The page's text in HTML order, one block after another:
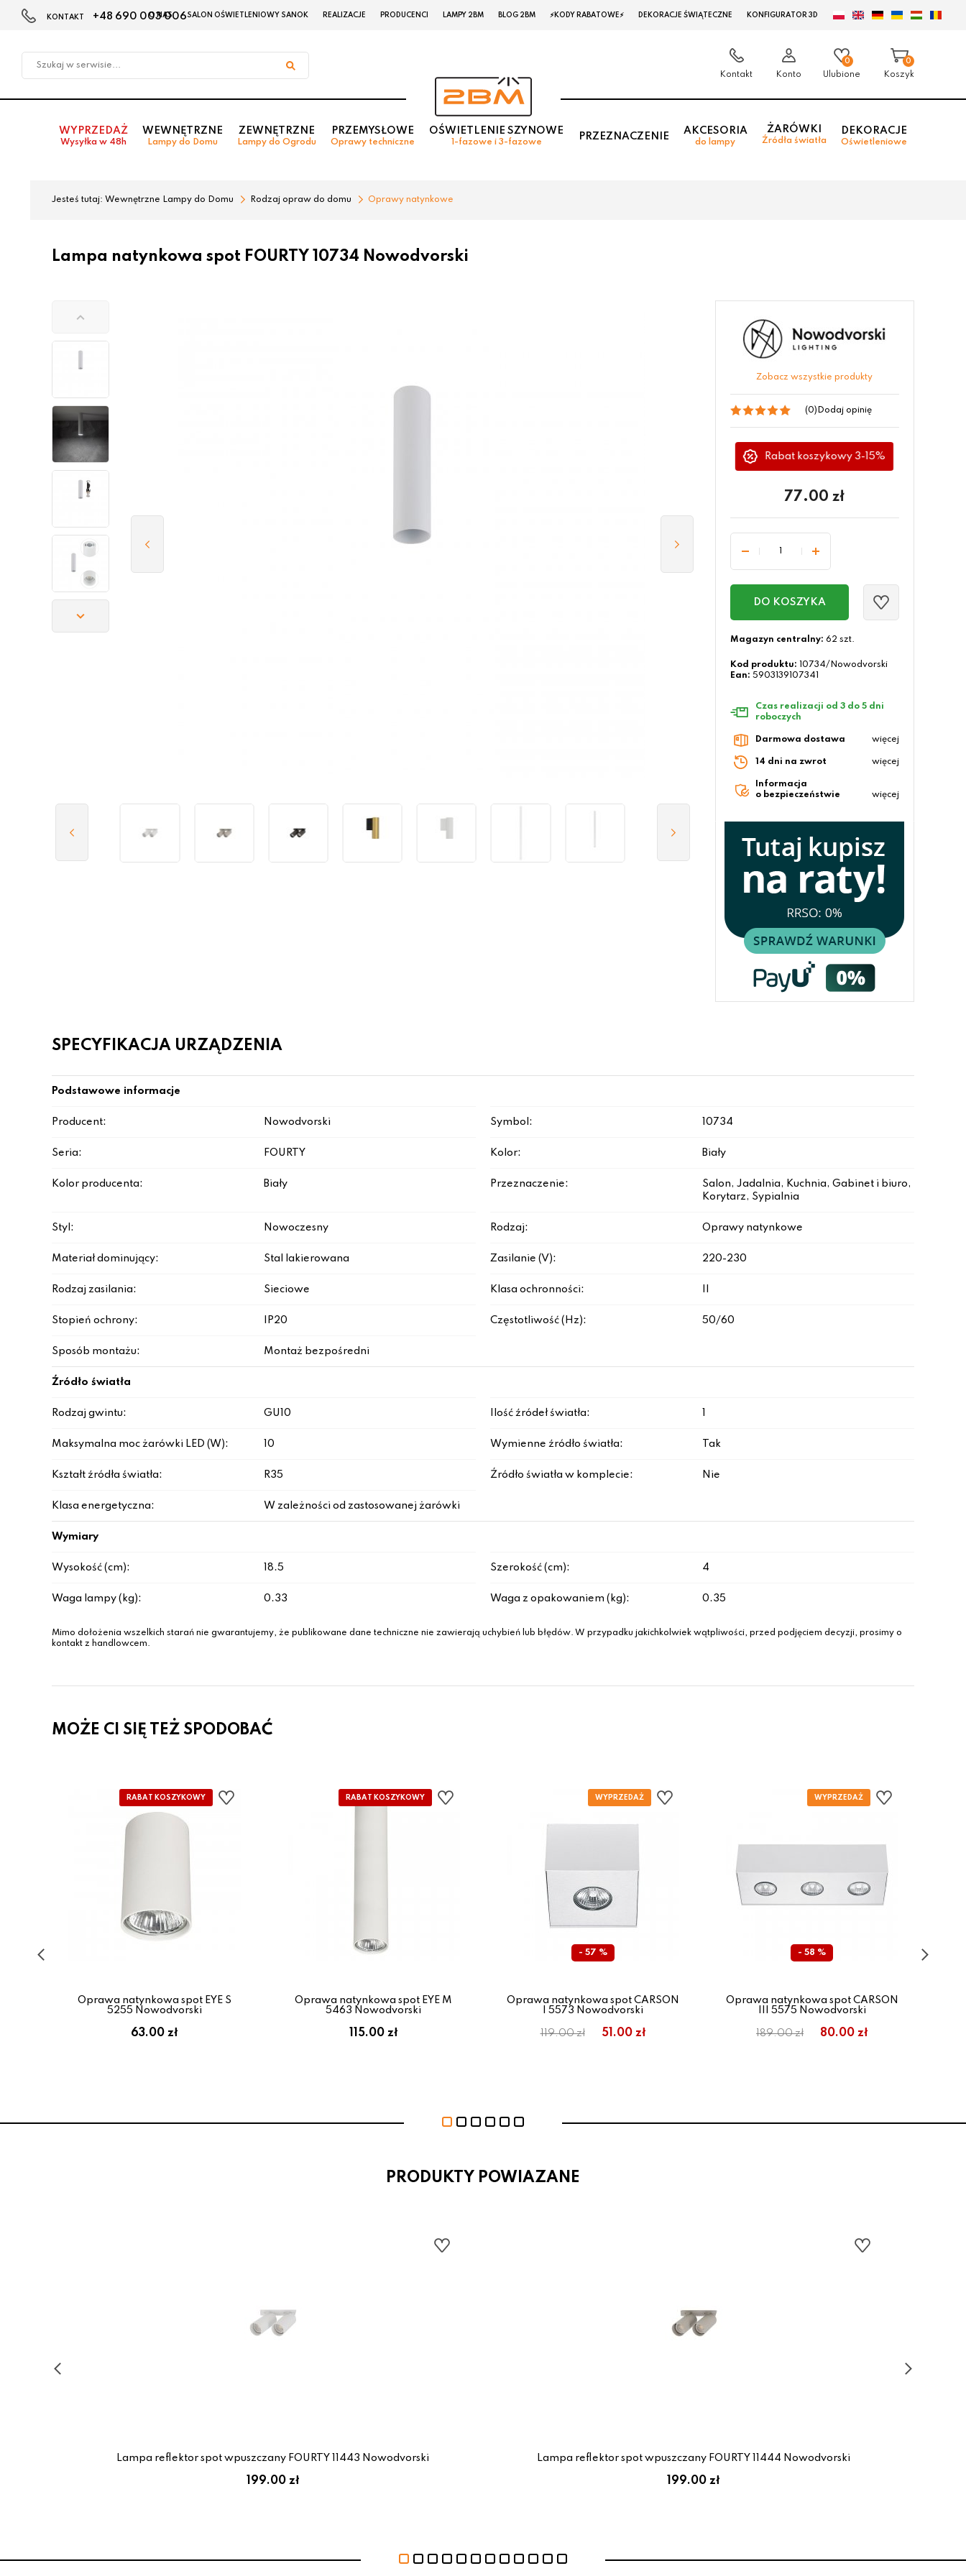
w
KONTAKT +48 690 003 006
O NAS SALON OŚWIETLENIOWY SANOK REALIZACJE PRODUCENCI LAMPY 2BM BLOG 2BM ⚡KODY RABATOWE⚡ DEKORACJE ŚWIĄTECZNE KONFIGURATOR 3D
Kontakt Konto
0
Ulubione
0
Koszyk
WYPRZEDAŻ
Wysyłka w 48h
WEWNĘTRZNE
Lampy do Domu
ZEWNĘTRZNE
Lampy do Ogrodu
PRZEMYSŁOWE
Oprawy techniczne
OŚWIETLENIE SZYNOWE
1-fazowe i 3-fazowe
PRZEZNACZENIE
AKCESORIA
do lampy
ŻARÓWKI
Źródła światła
DEKORACJE
Oświetleniowe
Jesteś tutaj: Wewnętrzne Lampy do Domu Rodzaj opraw do domu Oprawy natynkowe
Lampa natynkowa spot FOURTY 10734 Nowodvorski
Zobacz wszystkie produkty
(0) Dodaj opinię
Rabat koszykowy 3-15%
77.00 zł
DO KOSZYKA
Magazyn centralny: 62 szt.
Kod produktu:
10734/Nowodvorski
Ean: 5903139107341
Czas realizacji od 3 do 5 dni
roboczych
Darmowa dostawa więcej
14 dni na zwrot więcej
Informacja
o bezpieczeństwie
więcej
SPECYFIKACJA URZĄDZENIA
Podstawowe informacje
Producent: Nowodvorski Symbol: 10734
Seria: FOURTY Kolor: Biały
Kolor producenta: Biały Przeznaczenie:
Salon, Jadalnia, Kuchnia, Gabinet i biuro,
Korytarz, Sypialnia
Styl: Nowoczesny Rodzaj: Oprawy natynkowe
Materiał dominujący: Stal lakierowana Zasilanie (V): 220-230
Rodzaj zasilania: Sieciowe Klasa ochronności:
Stopień ochrony: IP20 Częstotliwość (Hz): 50/60
Sposób montażu: Montaż bezpośredni
Źródło światła
Rodzaj gwintu: GU10 Ilość źródeł światła:
Maksymalna moc żarówki LED (W): 10 Wymienne źródło światła: Tak
Kształt źródła światła: R35 Źródło światła w komplecie: Nie
Klasa energetyczna: W zależności od zastosowanej żarówki
Wymiary
Wysokość (cm): 18.5 Szerokość (cm): 4
Waga lampy (kg): 0.33 Waga z opakowaniem (kg): 0.35
Mimo dołożenia wszelkich starań nie gwarantujemy, że publikowane dane techniczne nie zawierają uchybień lub błędów. W przypadku jakichkolwiek wątpliwości, przed podjęciem decyzji, prosimy o
kontakt z handlowcem.
MOŻE CI SIĘ TEŻ SPODOBAĆ
Oprawa natynkowa spot EYE S
5255 Nowodvorski
63.00 zł
Oprawa natynkowa spot EYE M
5463 Nowodvorski
115.00 zł
- 57 %
Oprawa natynkowa spot CARSON
I 5573 Nowodvorski
119.00 zł 51.00 zł
- 58 %
Oprawa natynkowa spot CARSON
III 5575 Nowodvorski
189.00 zł 80.00 zł
PRODUKTY POWIAZANE
Lampa reflektor spot wpuszczany FOURTY 11443 Nowodvorski
199.00 zł
Lampa reflektor spot wpuszczany FOURTY 11444 Nowodvorski
199.00 zł